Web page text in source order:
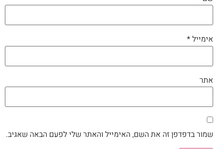
אימייל*
אתר
שמור בדפדפן זה את השם, האימייל והאתר שלי לפעם הבאה שאגיב.